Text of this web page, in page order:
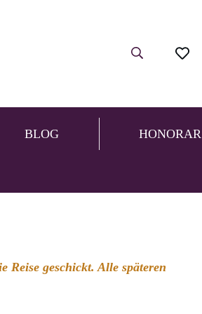
BLOG HONORAR
Reise geschickt. Alle späteren